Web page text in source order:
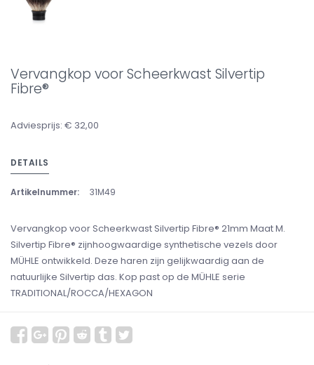
Vervangkop voor Scheerkwast Silvertip
Fibre®
Adviesprijs: € 32,00
DETAILS
Artikelnummer: 31M49
Vervangkop voor Scheerkwast Silvertip Fibre® 21mm Maat M.
Silvertip Fibre® zijnhoogwaardige synthetische vezels door
MÜHLE ontwikkeld. Deze haren zijn gelijkwaardig aan de
natuurlijke Silvertip das. Kop past op de MÜHLE serie
TRADITIONAL/ROCCA/HEXAGON